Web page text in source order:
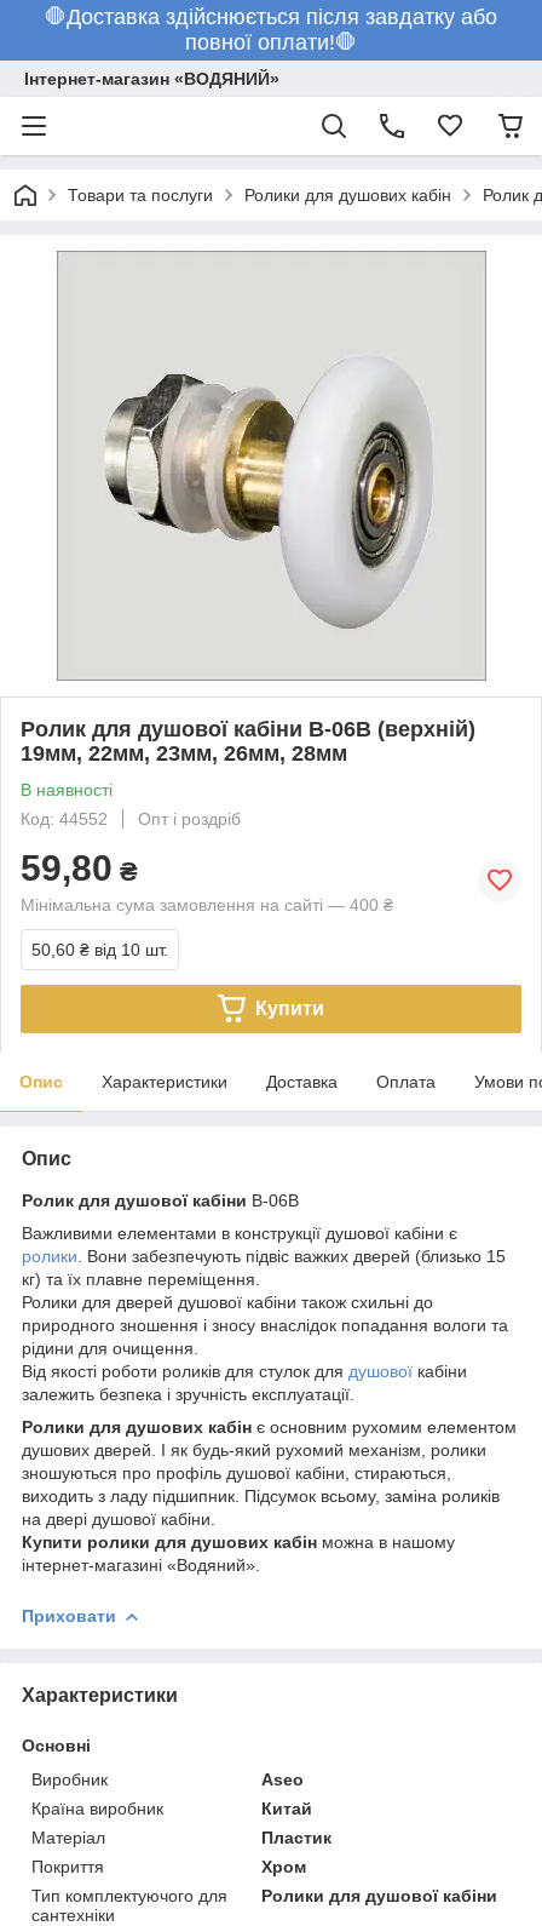
🛑Доставка здійснюється після завдатку або
повної оплати!🛑
Інтернет-магазин «ВОДЯНИЙ»
Товари та послуги Ролики для душових кабін Ролик
Ролик для душової кабіни В-06В (верхній)
19мм, 22мм, 23мм, 26мм, 28мм
В наявності
Код: 44552
Опт і роздріб
59,80 ₴
Мінімальна сума замовлення на сайті — 400 ₴
50,60 ₴ від 10 шт.
Купити
Опис Характеристики Доставка Оплата Умови
Опис
Ролик для душової кабіни В-06В
Важливими елементами в конструкції душової кабіни є
ролики . Вони забезпечують підвіс важких дверей (близько 15
кг) та їх плавне переміщення.
Ролики для дверей душової кабіни також схильні до
природного зношення і зносу внаслідок попадання вологи та
рідини для очищення.
Від якості роботи роликів для стулок для душової кабіни
залежить безпека і зручність експлуатації.
Ролики для душових кабін є основним рухомим елементом
душових дверей. І як будь-який рухомий механізм, ролики
зношуються про профіль душової кабіни, стираються,
виходить з ладу підшипник. Підсумок всьому, заміна роликів
на двері душової кабіни.
Купити ролики для душових кабін можна в нашому
інтернет-магазині «Водяний».
Приховати
Характеристики
Основні
Виробник
Aseo
Країна виробник
Китай
Матеріал
Пластик
Покриття
Хром
Тип комплектуючого для
сантехніки
Ролики для душової кабіни